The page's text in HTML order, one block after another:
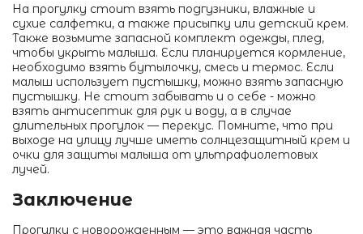
На прогулку стоит взять подгузники, влажные и
сухие салфетки, а также присыпку или детский крем.
Также возьмите запасной комплект одежды, плед,
чтобы укрыть малыша. Если планируется кормление,
необходимо взять бутылочку, смесь и термос. Если
малыш использует пустышку, можно взять запасную
пустышку. Не стоит забывать и о себе - можно
взять антисептик для рук и воду, а в случае
длительных прогулок — перекус. Помните, что при
выходе на улицу лучше иметь солнцезащитный крем и
очки для защиты малыша от ультрафиолетовых
лучей.
Заключение
Прогулки с новорожденным — это важная часть